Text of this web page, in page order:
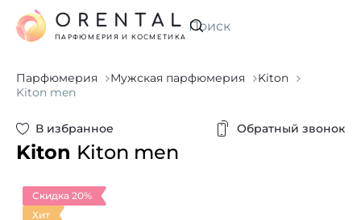
Искать
ORENTAL
ПАРФЮМЕРИЯ И КОСМЕТИКА
Парфюмерия Мужская парфюмерия
Kiton
Kiton men
В избранное Обратный звонок
Kiton Kiton men
Скидка 20%
Хит